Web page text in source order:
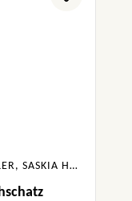
CORNELIA FUNKE, DAGMAR GEISLER, SASKIA HULA, JULIA BOEHME, URSULA POZNANSKI, SABINE BOHLMANN